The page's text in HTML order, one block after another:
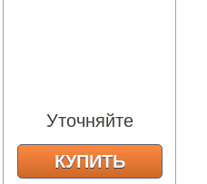
Уточняйте
КУПИТЬ